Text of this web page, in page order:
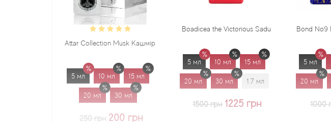
Attar Collection Musk Кашмір
15 мл
Boadicea the Victorious Sadu
10 мл 15 мл
20 мл 1.7 мл
1500 грн 1225 грн
Bond No9 New York Patchouli
5 мл 10 мл 15 мл
20 мл 1.7 мл
1000 грн 700 грн